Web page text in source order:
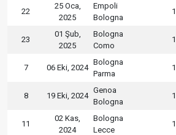
22
25 Oca,
2025
Empoli
Bologna
1
23
01 Şub,
2025
Bologna
Como
1
7 06 Eki, 2024
Bologna
Parma
1
8 19 Eki, 2024
Genoa
Bologna
1
11
02 Kas,
2024
Bologna
Lecce
1